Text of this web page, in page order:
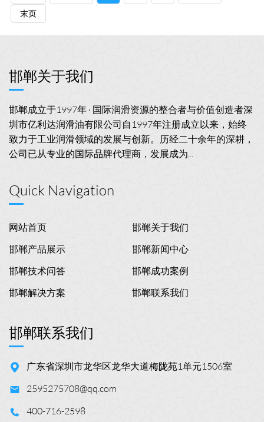
末页
邯郸关于我们
邯郸成立于1997年 · 国际润滑资源的整合者与价值创造者深
圳市亿利达润滑油有限公司自1997年注册成立以来，始终
致力于工业润滑领域的发展与创新。历经二十余年的深耕，
公司已从专业的国际品牌代理商，发展成为...
Quick Navigation
网站首页
邯郸关于我们
邯郸产品展示
邯郸新闻中心
邯郸技术问答
邯郸成功案例
邯郸解决方案
邯郸联系我们
邯郸联系我们
广东省深圳市龙华区龙华大道梅陇苑1单元1506室
2595275708@qq.com
400-716-2598